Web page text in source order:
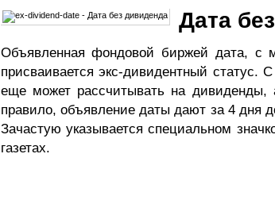
Дата
Объявленная фондовой биржей дата, с
присваивается экс-дивидентный статус.
еще может рассчитывать на дивиденды,
правило, объявление даты дают за 4 дня
Зачастую указывается специальном
газетах.